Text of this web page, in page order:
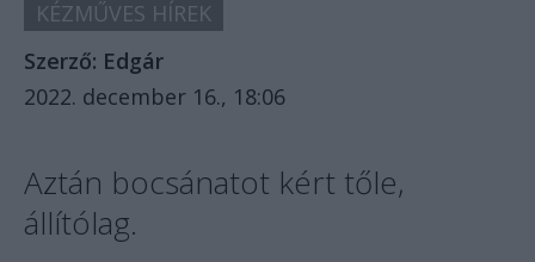
KÉZMŰVES HÍREK
Szerző: Edgár
2022. december 16., 18:06
Aztán bocsánatot kért tőle,
állítólag.